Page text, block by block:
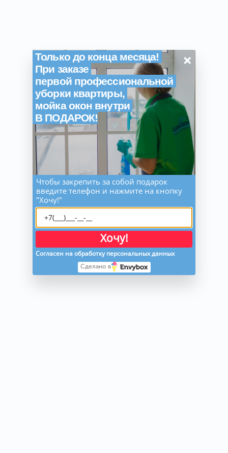
Только до конца месяца!
При заказе
первой профессиональной
уборки квартиры,
мойка окон внутри
В ПОДАРОК!
×
Чтобы закрепить за собой подарок
введите телефон и нажмите на кнопку
"Хочу!"
Хочу!
Согласен на обработку персональных данных
Сделано в